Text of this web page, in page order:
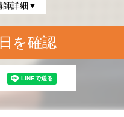
師詳細▼
を確認